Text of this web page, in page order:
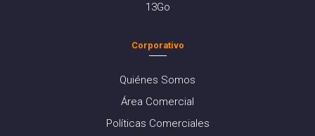
13Go
Corporativo
Quiénes Somos
Área Comercial
Políticas Comerciales